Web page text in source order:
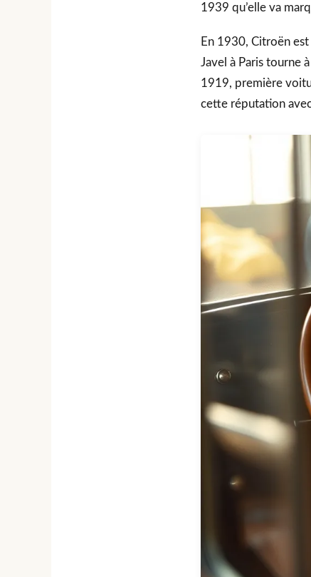
1939 qu’elle va
En 1930, Citroën est
Javel à Paris tourne
1919, première
cette réputation